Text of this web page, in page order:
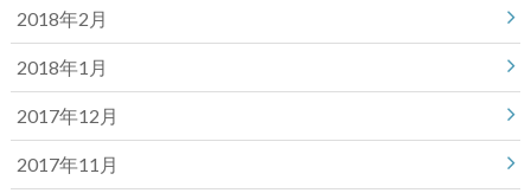
2018年2月
2018年1月
2017年12月
2017年11月